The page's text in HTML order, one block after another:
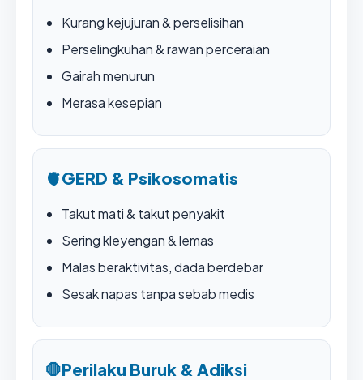
Kurang kejujuran & perselisihan
Perselingkuhan & rawan perceraian
Gairah menurun
Merasa kesepian
🫀GERD & Psikosomatis
Takut mati & takut penyakit
Sering kleyengan & lemas
Malas beraktivitas, dada berdebar
Sesak napas tanpa sebab medis
🛑Perilaku Buruk & Adiksi